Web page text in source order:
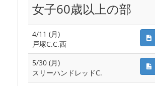
女子60歳以上の部
4/11 (月)
戸塚C.C.西
5/30 (月)
スリーハンドレッドC.